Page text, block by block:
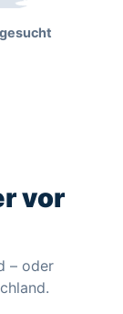
vor
– oder